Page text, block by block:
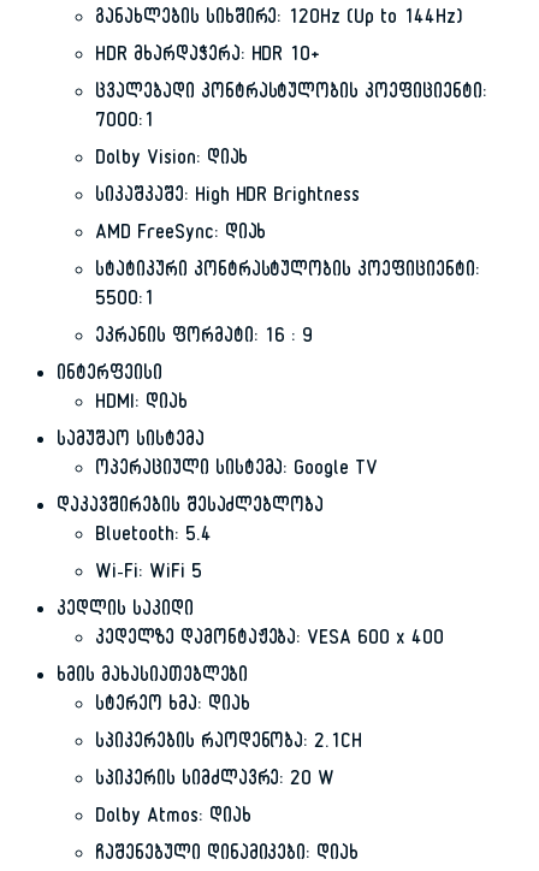
განახლების სიხშირე: 120Hz (Up to 144Hz)
HDR მხარდაჭერა: HDR 10+
ცვალებადი კონტრასტულობის კოეფიციენტი:
7000:1
Dolby Vision: დიახ
სიკაშკაშე: High HDR Brightness
AMD FreeSync: დიახ
სტატიკური კონტრასტულობის კოეფიციენტი:
5500:1
ეკრანის ფორმატი: 16 : 9
ინტერფეისი
HDMI: დიახ
სამუშაო სისტემა
ოპერაციული სისტემა: Google TV
დაკავშირების შესაძლებლობა
Bluetooth: 5.4
Wi-Fi: WiFi 5
კედლის საკიდი
კედელზე დამონტაჟება: VESA 600 x 400
ხმის მახასიათებლები
სტერეო ხმა: დიახ
სპიკერების რაოდენობა: 2.1CH
სპიკერის სიმძლავრე: 20 W
Dolby Atmos: დიახ
ჩაშენებული დინამიკები: დიახ